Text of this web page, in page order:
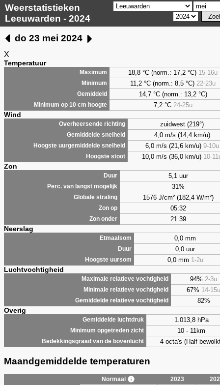
Weerstatistieken
Leeuwarden - 2024
do 23 mei 2024
X
Temperatuur
Maximum 18,8 °C (norm.: 17,2 °C) 15-16u
Minimum 11,2 °C (norm.: 8,5 °C) 22-23u
Gemiddeld 14,7 °C (norm.: 13,2 °C)
Minimum op 10 cm hoogte 7,2°C 24-25u
Wind
Overheersende richting zuidwest (219°)
Gemiddelde snelheid 4,0 m/s (14,4 km/u)
Hoogste uurgemiddelde snelheid 6,0 m/s (21,6 km/u) 9-10u
Hoogste stoot 10,0 m/s (36,0 km/u) 10-
Zon
Duur 5,1 uur
Perc. van langst mogelijk 31%
Globale straling 1576 J/cm² (182,4 W/m²)
Zon op 05:32
Zon onder 21:39
Neerslag
Etmaalsom 0,0 mm
Duur 0,0 uur
Hoogste uursom 0,0 mm 1-2u
Luchtvochtigheid
Maximale relatieve vochtigheid 94% 2-3u
Minimale relatieve vochtigheid 67% 14-15u
Gemiddelde relatieve vochtigheid 82%
Overig
Gemiddelde luchtdruk 1.013,8 hPa
Minimum opgetreden zicht 10 - 11km
Bedekkingsgraad van de bovenlucht 4 octa's (Half
Maandgemiddelde temperaturen
Normaal 2023